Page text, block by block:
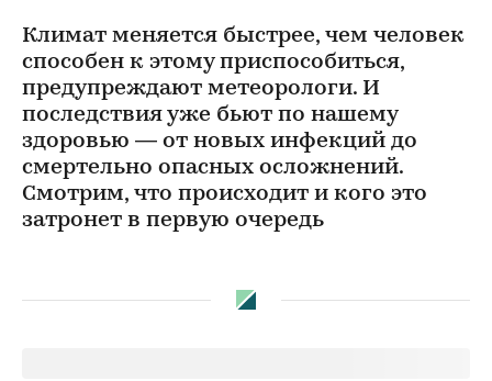
Климат меняется быстрее, чем человек
способен к этому приспособиться,
предупреждают метеорологи. И
последствия уже бьют по нашему
здоровью — от новых инфекций до
смертельно опасных осложнений.
Смотрим, что происходит и кого это
затронет в первую очередь